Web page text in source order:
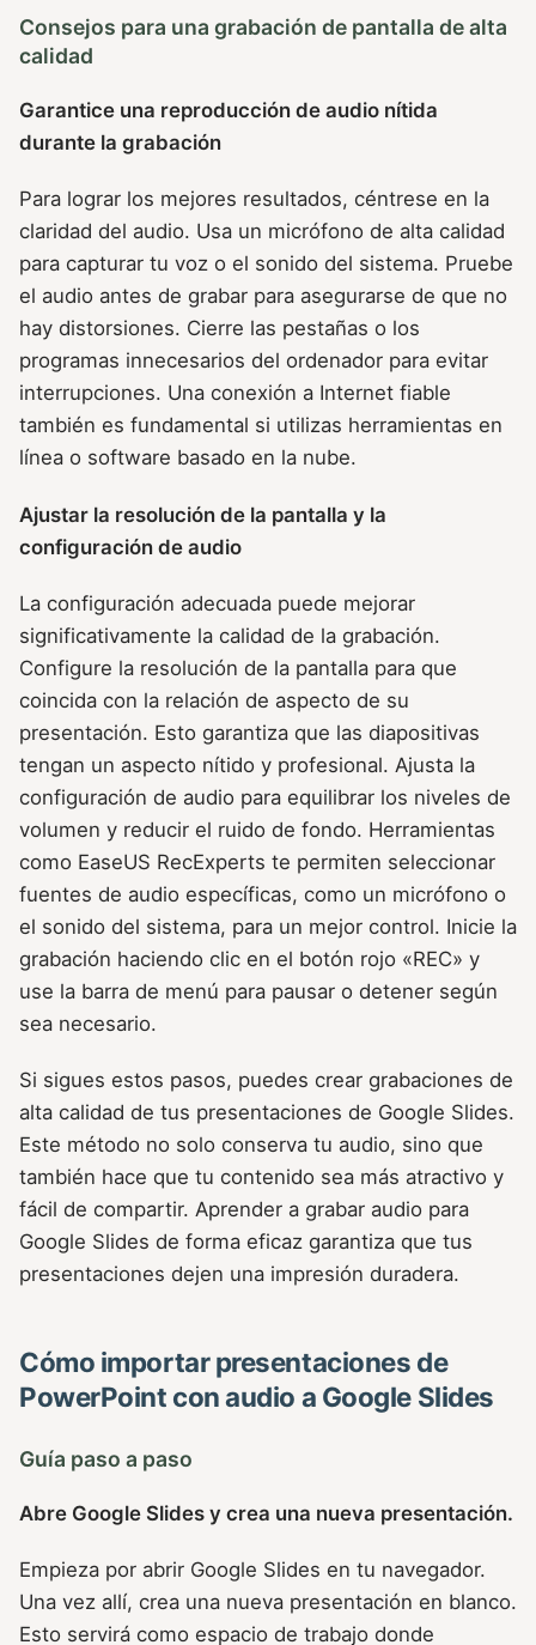
Consejos para una grabación de pantalla de alta
calidad
Garantice una reproducción de audio nítida
durante la grabación
Para lograr los mejores resultados, céntrese en la
claridad del audio. Usa un micrófono de alta calidad
para capturar tu voz o el sonido del sistema. Pruebe
el audio antes de grabar para asegurarse de que no
hay distorsiones. Cierre las pestañas o los
programas innecesarios del ordenador para evitar
interrupciones. Una conexión a Internet fiable
también es fundamental si utilizas herramientas en
línea o software basado en la nube.
Ajustar la resolución de la pantalla y la
configuración de audio
La configuración adecuada puede mejorar
significativamente la calidad de la grabación.
Configure la resolución de la pantalla para que
coincida con la relación de aspecto de su
presentación. Esto garantiza que las diapositivas
tengan un aspecto nítido y profesional. Ajusta la
configuración de audio para equilibrar los niveles de
volumen y reducir el ruido de fondo. Herramientas
como EaseUS RecExperts te permiten seleccionar
fuentes de audio específicas, como un micrófono o
el sonido del sistema, para un mejor control. Inicie la
grabación haciendo clic en el botón rojo «REC» y
use la barra de menú para pausar o detener según
sea necesario.
Si sigues estos pasos, puedes crear grabaciones de
alta calidad de tus presentaciones de Google Slides.
Este método no solo conserva tu audio, sino que
también hace que tu contenido sea más atractivo y
fácil de compartir. Aprender a grabar audio para
Google Slides de forma eficaz garantiza que tus
presentaciones dejen una impresión duradera.
Cómo importar presentaciones de
PowerPoint con audio a Google Slides
Guía paso a paso
Abre Google Slides y crea una nueva presentación.
Empieza por abrir Google Slides en tu navegador.
Una vez allí, crea una nueva presentación en blanco.
Esto servirá como espacio de trabajo donde